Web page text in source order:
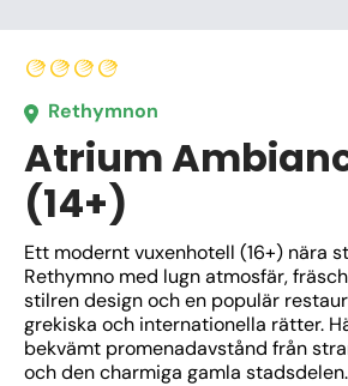
Rethymnon
Atrium
(14+)
Ett modernt vuxenhotell (16+) nära
Rethymno med lugn atmosfär,
stilren design och en populär
grekiska och internationella rätter.
bekvämt promenadavstånd från
och den charmiga gamla stadsdelen.